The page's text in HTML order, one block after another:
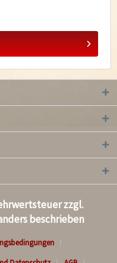
zzgl.
beschrieben